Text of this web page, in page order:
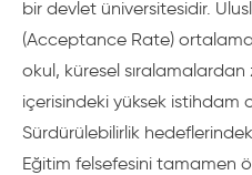
bir devlet üniversitesidir.
(Acceptance Rate) ortalama
okul, küresel sıralamalardan
içerisindeki yüksek istihdam
Sürdürülebilirlik
Eğitim felsefesini tamamen